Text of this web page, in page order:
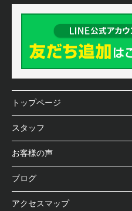
トップページ
スタッフ
お客様の声
ブログ
アクセスマップ